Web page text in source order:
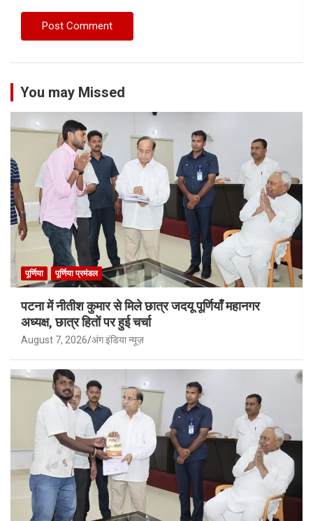
You may Missed
पूर्णिया पूर्णिया प्रमंडल
पटना में नीतीश कुमार से मिले छात्र जदयू पूर्णियाँ महानगर
अध्यक्ष, छात्र हितों पर हुई चर्चा
August 7, 2026 अंग इंडिया न्यूज़